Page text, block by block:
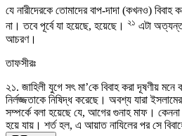
যে নারীদেরকে তোমাদের বাপ-দাদা (কখনও) বিবাহ
না। তবে পূর্বে যা হয়েছে, হয়েছে। ২১ এটা
আচরণ।
তাফসীরঃ
২১. জাহিলী যুগে সৎ মা’কে বিবাহ করা দূষণীয়
নির্লজ্জতাকে নিষিদ্ধ করেছে। অবশ্য যারা
সম্পর্কে বলা হয়েছে যে, আগের গুনাহ মাফ। কেননা
হয়ে যায়। শর্ত হল, এ আয়াত নাযিলের পর সে